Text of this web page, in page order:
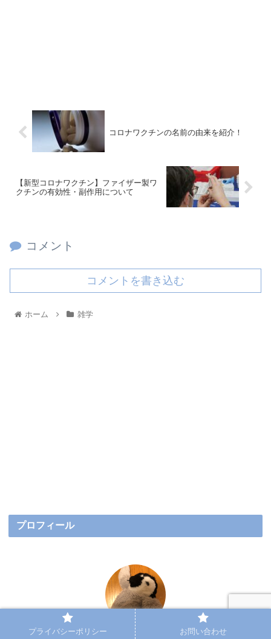
コロナワクチンの名前の由来を紹介！
【新型コロナワクチン】ファイザー製ワ
クチンの有効性・副作用について
コメント
コメントを書き込む
ホーム 雑学
プロフィール
プライバシーポリシー お問い合わせ